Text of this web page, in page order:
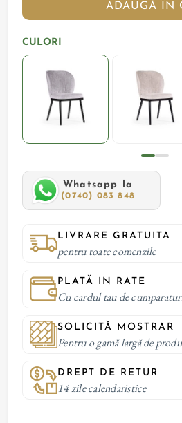
ADAUGĂ ÎN
CULORI
Whatsapp la
(0740) 083 848
LIVRARE GRATUITA
pentru toate comenzile
PLATĂ IN RATE
Cu cardul tau de
SOLICITĂ MOSTRAR
Pentru o gamă largă de
DREPT DE RETUR
14 zile calendaristice